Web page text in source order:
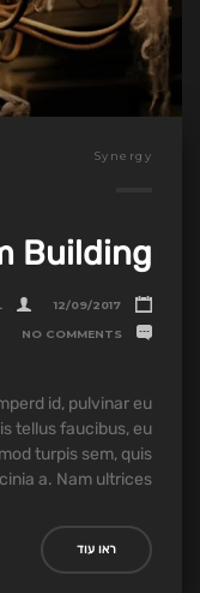
Synergy
Building
12/09/2017
NO COMMENTS
id, pulvinar eu
tellus faucibus, eu
turpis sem, quis
a. Nam ultrices....
ראו עוד